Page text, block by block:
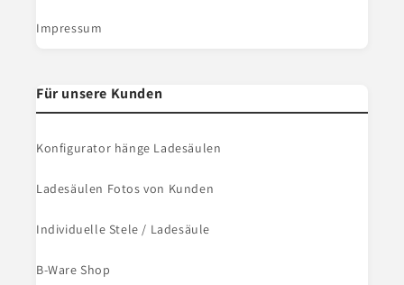
Impressum
Für unsere Kunden
Konfigurator hänge Ladesäulen
Ladesäulen Fotos von Kunden
Individuelle Stele / Ladesäule
B-Ware Shop